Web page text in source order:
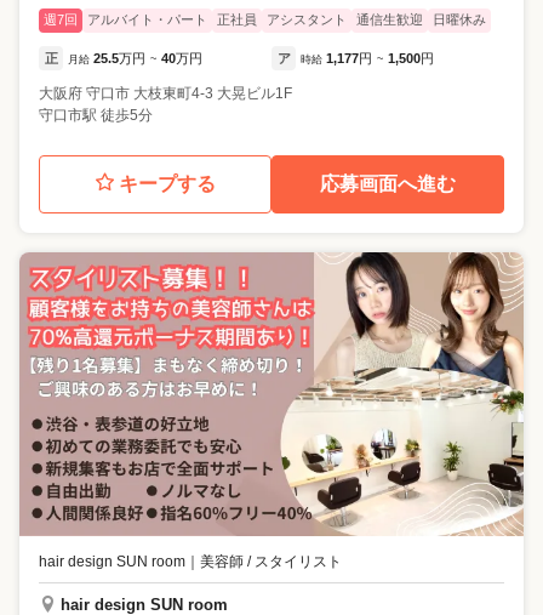
週7回 アルバイト・パート 正社員 アシスタント 通信生歓迎 日曜休み
正 月給 25.5万円 ~ 40万円 ア 時給 1,177円 ~ 1,500円
大阪府 守口市 大枝東町4-3 大晃ビル1F
守口市駅 徒歩5分
キープする 応募画面へ進む
hair design SUN room ｜ 美容師 / スタイリスト
hair design SUN room